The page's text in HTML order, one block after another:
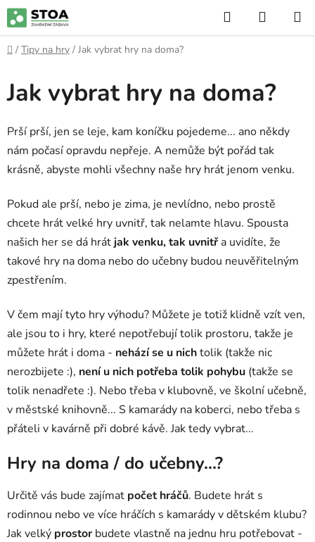
Přejít
na
obsah
Hledat
KOŠÍK
Domů
/ Tipy na hry / Jak vybrat hry na doma?
Jak vybrat hry na doma?
Prší prší, jen se leje, kam koníčku pojedeme... ano někdy
nám počasí opravdu nepřeje. A nemůže být pořád tak
krásně, abyste mohli všechny naše hry hrát jenom venku.
Pokud ale prší, nebo je zima, je nevlídno, nebo prostě
chcete hrát velké hry uvnitř, tak nelamte hlavu. Spousta
našich her se dá hrát jak venku, tak uvnitř a uvidíte, že
takové hry na doma nebo do učebny budou neuvěřitelným
zpestřením.
V čem mají tyto hry výhodu? Můžete je totiž klidně vzít ven,
ale jsou to i hry, které nepotřebují tolik prostoru, takže je
můžete hrát i doma - nehází se u nichtolik (takže nic
nerozbijete :), není u nich potřeba tolik pohybu (takže se
tolik nenadřete :). Nebo třeba v klubovně, ve školní učebně,
v městské knihovně... S kamarády na koberci, nebo třeba s
přáteli v kavárně při dobré kávě. Jak tedy vybrat...
Hry na doma / do učebny...?
Určitě vás bude zajímat počet hráčů. Budete hrát s
rodinnou nebo ve více hráčích s kamarády v dětském klubu?
Jak velký prostor budete vlastně na jednu hru potřebovat -